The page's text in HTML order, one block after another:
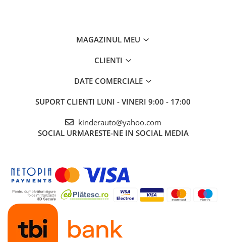
MAGAZINUL MEU
CLIENTI
DATE COMERCIALE
SUPORT CLIENTI LUNI - VINERI 9:00 - 17:00
kinderauto@yahoo.com
SOCIAL URMARESTE-NE IN SOCIAL MEDIA